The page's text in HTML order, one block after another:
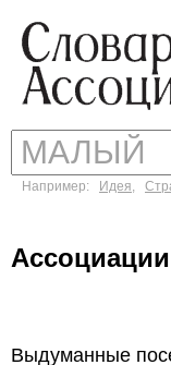
Например: Идея,
Выдуманные